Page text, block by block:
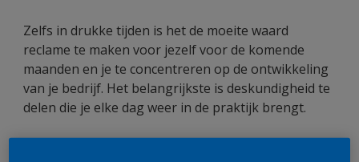
Zelfs in drukke tijden is het de moeite waard
reclame te maken voor jezelf voor de komende
maanden en je te concentreren op de ontwikkeling
van je bedrijf. Het belangrijkste is deskundigheid te
delen die je elke dag weer in de praktijk brengt.